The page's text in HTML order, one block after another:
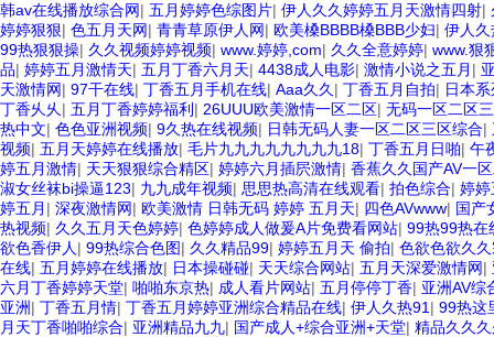
韩av在线播放综合网| 五月婷婷色综图片| 伊人久久婷婷五月天激情四射|
婷婷狠狠| 色五月天网| 青青草原伊人网| 欧美槡BBBB槡BBB少妇| 伊人
99热狠狠操| 久久视频婷婷视频| www.婷婷,com| 久久全意婷婷| www.狠
品| 婷婷五月激情天| 五月丁香六月天| 4438成人电影| 激情小说之五月 |
天激情网| 97干在线| 丁香五月手机在线| Aaa久久 | 丁香五月自拍| 日本
丁香乆乆 | 五月丁香婷婷福利 | 26UUU欧美激情一区二区| 无码一区二区
热中文| 色色亚洲视频| 9久热在线视频| 日韩无码人妻一区二区三区综合|
视频| 五月天婷婷在线播放| 毛片九九九九九九九九18| 丁香五月日啪| 午
婷五月激情| 天天狠狠综合精区| 婷婷六月插屄激情| 香蕉久久国产AV一
淑女丝袜bi操逼123| 九九成年视频| 思思热高清在线观看| 拍色综合| 婷婷
婷五月 | 深夜激情网| 欧美激情 日韩无码 婷婷 五月天| 四色AVwww| 国产
热视频| 久久五月天色婷婷| 色婷婷成人做爰A片免费看网站| 99热99热在
欲色香伊人 | 99热综合色图| 久久精品99| 婷婷五月天 偷拍| 色欲色欲久
在线| 五月婷婷在线播放| 日本操碰碰| 天天综合网站| 五月天深爱激情网|
六月丁香婷婷天堂| 啪啪东京热| 成人看片网站| 五月停停丁香| 亚洲AV综
亚洲| 丁香五月情| 丁香五月婷婷亚洲综合精品在线| 伊人久热91 | 99热这
月天丁香啪啪综合| 亚洲精品九九| 国产成人+综合亚洲+天堂| 精品久久